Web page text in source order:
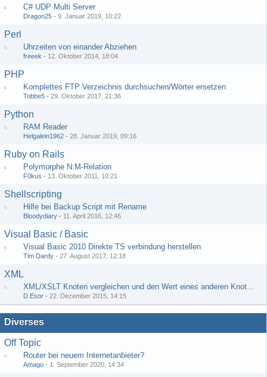
C# UDP Multi Server
Dragon25 - 9. Januar 2019, 10:22
Perl
Uhrzeiten von einander Abziehen
freeek - 12. Oktober 2014, 18:04
PHP
Komplettes FTP Verzeichnis durchsuchen/Wörter ersetzen
Tobbe5 - 29. Oktober 2017, 21:36
Python
RAM Reader
Helgalein1962 - 28. Januar 2019, 09:16
Ruby on Rails
Polymorphe N:M-Relation
F0kus - 13. Oktober 2011, 10:21
Shellscripting
Hilfe bei Backup Script mit Rename
Bloodydiary - 11. April 2016, 12:46
Visual Basic / Basic
Visual Basic 2010 Direkte TS verbindung herstellen
Tim Dardy - 27. August 2017, 12:18
XML
XML/XSLT Knoten vergleichen und den Wert eines anderen Knoten ausgeben
D.Esor - 22. Dezember 2015, 14:15
Diverses
Off Topic
Router bei neuem Internetanbieter?
Amago - 1. September 2020, 14:34